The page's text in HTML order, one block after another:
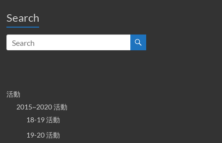
Search
活動
2015~2020 活動
18-19 活動
19-20 活動